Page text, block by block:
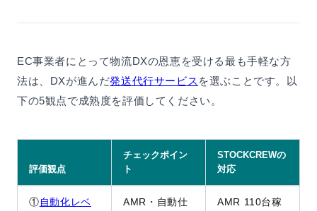
EC事業者にとって物流DXの恩恵を受ける最も手軽な方
法は、DXが進んだ発送代行サービス を選ぶことです。以
下の5観点で成熟度を評価してください。
評価観点
チェックポイン
ト
STOCKCREWの
対応
①自動化レベ AMR・自動仕 AMR 110台稼